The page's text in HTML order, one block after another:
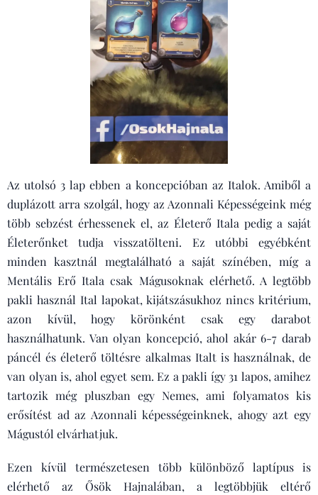
Az utolsó 3 lap ebben a koncepcióban az Italok. Amiből a
duplázott arra szolgál, hogy az Azonnali Képességeink még
több sebzést érhessenek el, az Életerő Itala pedig a saját
Életerőnket tudja visszatölteni. Ez utóbbi egyébként
minden kasztnál megtalálható a saját színében, míg a
Mentális Erő Itala csak Mágusoknak elérhető. A legtöbb
pakli használ Ital lapokat, kijátszásukhoz nincs kritérium,
azon kívül, hogy körönként csak egy darabot
használhatunk. Van olyan koncepció, ahol akár 6-7 darab
páncél és életerő töltésre alkalmas Italt is használnak, de
van olyan is, ahol egyet sem. Ez a pakli így 31 lapos, amihez
tartozik még pluszban egy Nemes, ami folyamatos kis
erősítést ad az Azonnali képességeinknek, ahogy azt egy
Mágustól elvárhatjuk.
Ezen kívül természetesen több különböző laptípus is
elérhető az Ősök Hajnalában, a legtöbbjük eltérő